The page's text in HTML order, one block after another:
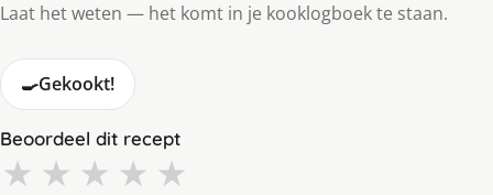
Laat het weten — het komt in je kooklogboek te staan.
🍳Gekookt!
Beoordeel dit recept
★ ★ ★ ★ ★